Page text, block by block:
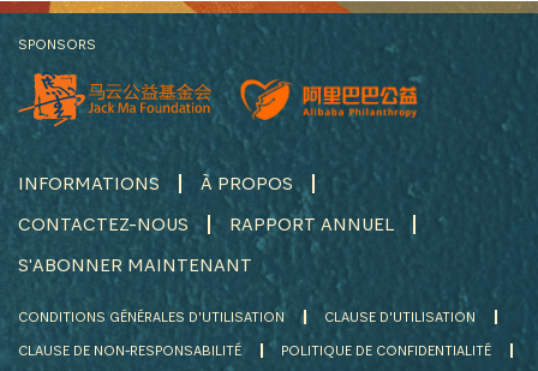
SPONSORS
INFORMATIONS
À PROPOS
CONTACTEZ-NOUS
RAPPORT ANNUEL
S'ABONNER MAINTENANT
CONDITIONS GÉNÉRALES D'UTILISATION
CLAUSE D'UTILISATION
CLAUSE DE NON-RESPONSABILITÉ
POLITIQUE DE CONFIDENTIALITÉ